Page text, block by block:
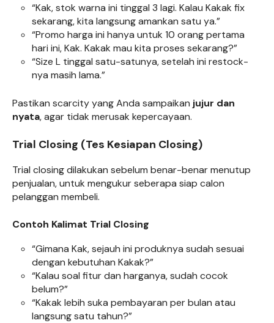
“Kak, stok warna ini tinggal 3 lagi. Kalau Kakak fix
sekarang, kita langsung amankan satu ya.”
“Promo harga ini hanya untuk 10 orang pertama
hari ini, Kak. Kakak mau kita proses sekarang?”
“Size L tinggal satu-satunya, setelah ini restock-
nya masih lama.”
Pastikan scarcity yang Anda sampaikan jujur dan
nyata, agar tidak merusak kepercayaan.
Trial Closing (Tes Kesiapan Closing)
Trial closing dilakukan sebelum benar-benar menutup
penjualan, untuk mengukur seberapa siap calon
pelanggan membeli.
Contoh Kalimat Trial Closing
“Gimana Kak, sejauh ini produknya sudah sesuai
dengan kebutuhan Kakak?”
“Kalau soal fitur dan harganya, sudah cocok
belum?”
“Kakak lebih suka pembayaran per bulan atau
langsung satu tahun?”